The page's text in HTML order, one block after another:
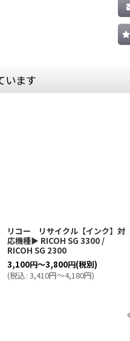
います
リコー リサイクル【インク】対
応機種▶ RICOH SG 3300 /
RICOH SG 2300
3,100円～3,800円(税別)
(税込: 3,410円～4,180円)